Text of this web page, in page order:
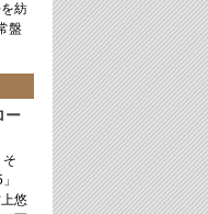
紡
盤
ー
そ
悠